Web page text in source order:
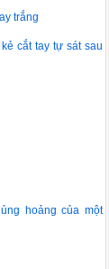
trắng
cắt tay tự sát sau
hoảng của một